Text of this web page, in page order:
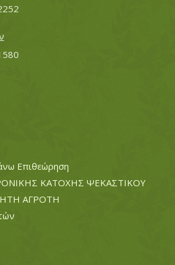
Επιθεώρηση
ΚΑΤΟΧΗΣ ΨΕΚΑΣΤΙΚΟΥ
ΑΓΡΟΤΗ